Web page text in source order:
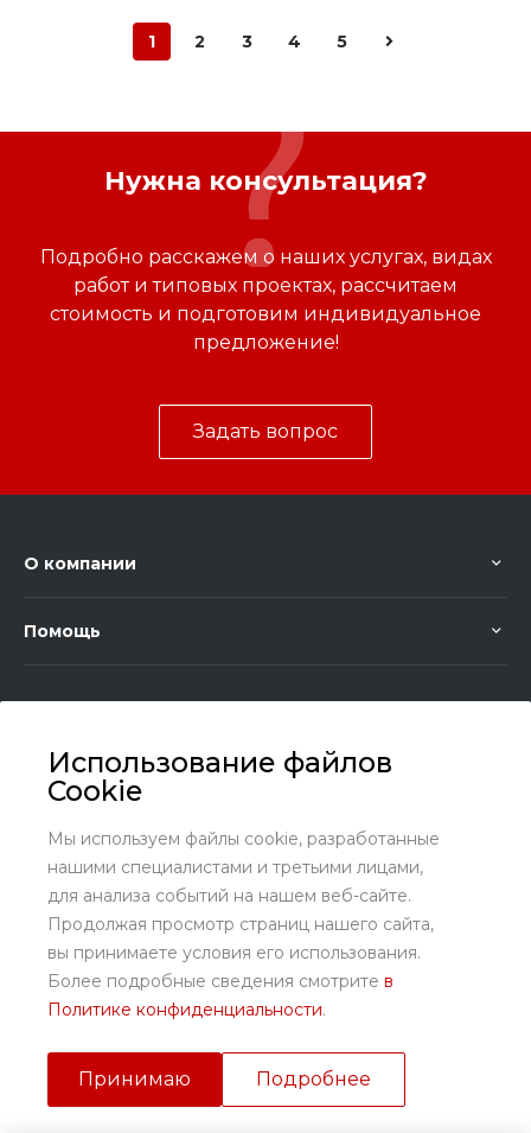
Использование файлов
Cookie
Мы используем файлы cookie, разработанные
нашими специалистами и третьими лицами,
для анализа событий на нашем веб-сайте.
Продолжая просмотр страниц нашего сайта,
вы принимаете условия его использования.
Более подробные сведения смотрите в
Политике конфиденциальности.
Принимаю Подробнее
1 2 3 4 5
Нужна консультация?
Подробно расскажем о наших услугах, видах
работ и типовых проектах, рассчитаем
стоимость и подготовим индивидуальное
предложение!
Задать вопрос
О компании
Помощь
sales@kundrat.ru
Ростовская обл., Октябрьский р-н., х. Заречный, ул.
Заречная, 58